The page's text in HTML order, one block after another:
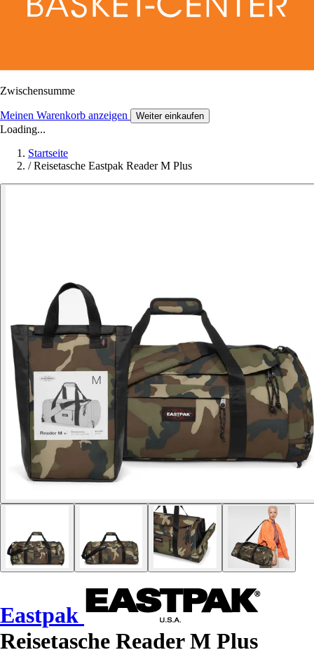
Zwischensumme
Meinen Warenkorb anzeigen Weiter einkaufen
Loading...
Startseite
/ Reisetasche Eastpak Reader M Plus
Eastpak
Reisetasche Reader M Plus